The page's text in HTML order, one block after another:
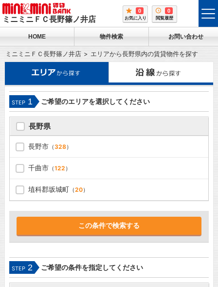
ミニミニＦＣ長野篠ノ井店
0
お気に入り
0
閲覧履歴
HOME 物件検索 お問い合わせ
ミニミニＦＣ長野篠ノ井店 エリアから長野県内の賃貸物件を探す
STEP 1 ご希望のエリアを選択してください
長野県
長野市（328）
千曲市（122 ）
埴科郡坂城町 （20）
STEP 2 ご希望の条件を指定してください